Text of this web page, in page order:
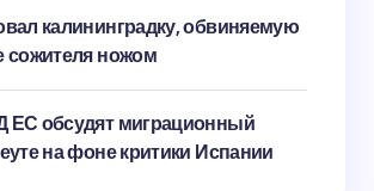
калининградку, обвиняемую
сожителя ножом
ЕС обсудят миграционный
на фоне критики Испании